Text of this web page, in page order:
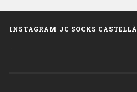
INSTAGRAM JC SOCKS CASTELLÀ